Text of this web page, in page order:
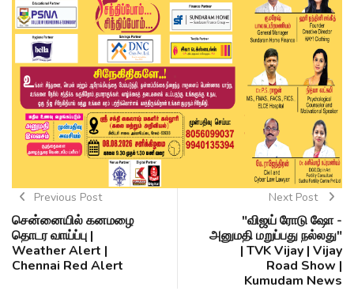
Previous Post
சென்னையில் கனமழை
தொடர வாய்ப்பு |
Weather Alert |
Chennai Red Alert
Next Post
"விஜய் ரோடு ஷோ -
அனுமதி மறுப்பது நல்லது"
| TVK Vijay | Vijay
Road Show |
Kumudam News